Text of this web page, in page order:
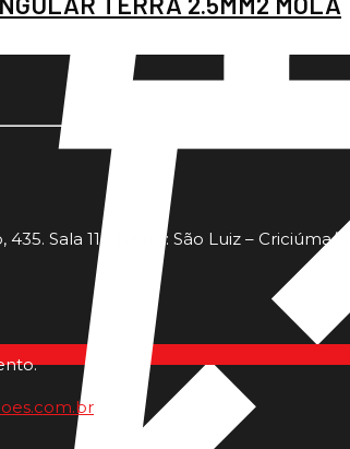
Sala 11 - Bairro: São Luiz – Criciúma/SC